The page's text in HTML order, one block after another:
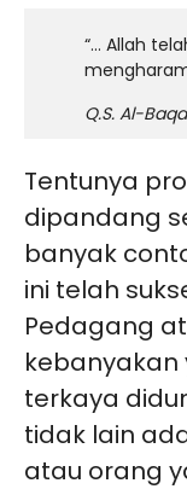
“… Allah
Q.S. Al-
Tentunya
dipandang
banyak
ini telah
Pedagang
terkaya
tidak lain
atau orang